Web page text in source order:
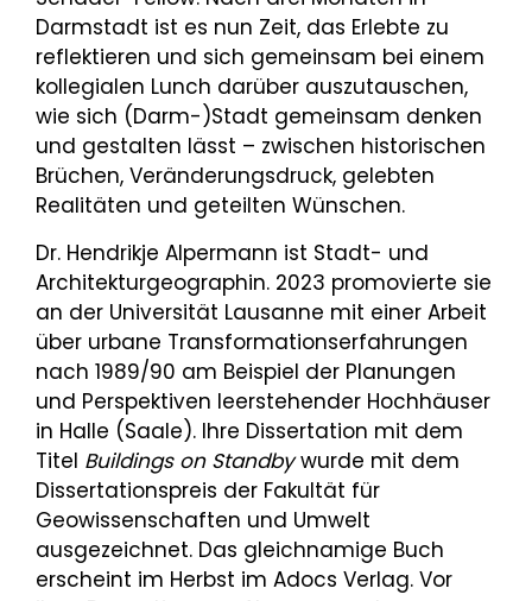
Darmstadt ist es nun Zeit, das Erlebte zu
reflektieren und sich gemeinsam bei einem
kollegialen Lunch darüber auszutauschen,
wie sich (Darm-)Stadt gemeinsam denken
und gestalten lässt – zwischen historischen
Brüchen, Veränderungsdruck, gelebten
Realitäten und geteilten Wünschen.
Dr. Hendrikje Alpermann ist Stadt- und
Architekturgeographin. 2023 promovierte sie
an der Universität Lausanne mit einer Arbeit
über urbane Transformationserfahrungen
nach 1989/90 am Beispiel der Planungen
und Perspektiven leerstehender Hochhäuser
in Halle (Saale). Ihre Dissertation mit dem
Titel Buildings on Standbywurde mit dem
Dissertationspreis der Fakultät für
Geowissenschaften und Umwelt
ausgezeichnet. Das gleichnamige Buch
erscheint im Herbst im Adocs Verlag. Vor